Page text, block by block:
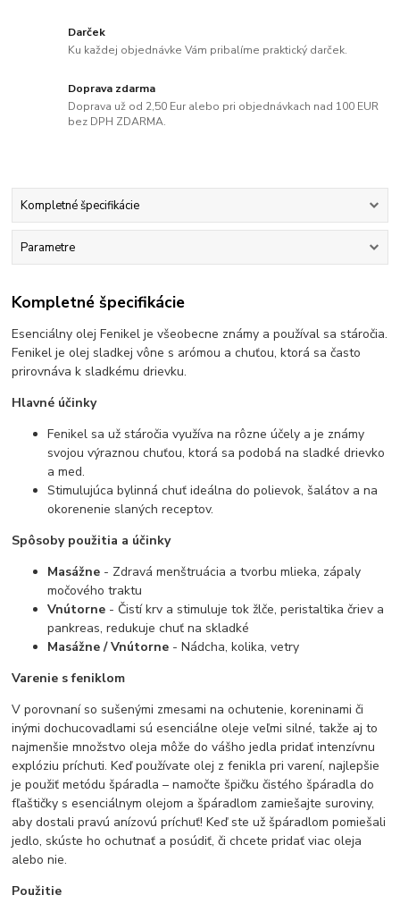
Darček
Ku každej objednávke Vám pribalíme praktický darček.
Doprava zdarma
Doprava už od 2,50 Eur alebo pri objednávkach nad 100 EUR
bez DPH ZDARMA.
Kompletné špecifikácie
Parametre
Kompletné špecifikácie
Esenciálny olej Fenikel je všeobecne známy a používal sa stáročia.
Fenikel je olej sladkej vône s arómou a chuťou, ktorá sa často
prirovnáva k sladkému drievku.
Hlavné účinky
Fenikel sa už stáročia využíva na rôzne účely a je známy
svojou výraznou chuťou, ktorá sa podobá na sladké drievko
a med.
Stimulujúca bylinná chuť ideálna do polievok, šalátov a na
okorenenie slaných receptov.
Spôsoby použitia a účinky
Masážne - Zdravá menštruácia a tvorbu mlieka, zápaly
močového traktu
Vnútorne - Čistí krv a stimuluje tok žlče, peristaltika čriev a
pankreas, redukuje chuť na skladké
Masážne / Vnútorne - Nádcha, kolika, vetry
Varenie s feniklom
V porovnaní so sušenými zmesami na ochutenie, koreninami či
inými dochucovadlami sú esenciálne oleje veľmi silné, takže aj to
najmenšie množstvo oleja môže do vášho jedla pridať intenzívnu
explóziu príchuti. Keď používate olej z fenikla pri varení, najlepšie
je použiť metódu špáradla – namočte špičku čistého špáradla do
fľaštičky s esenciálnym olejom a špáradlom zamiešajte suroviny,
aby dostali pravú anízovú príchuť! Keď ste už špáradlom pomiešali
jedlo, skúste ho ochutnať a posúdiť, či chcete pridať viac oleja
alebo nie.
Použitie